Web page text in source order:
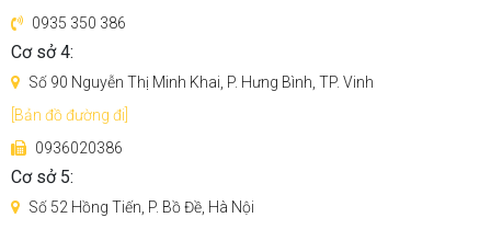
0935 350 386
Cơ sở 4:
Số 90 Nguyễn Thị Minh Khai, P. Hưng Bình, TP. Vinh
[Bản đồ đường đi]
0936020386
Cơ sở 5:
Số 52 Hồng Tiến, P. Bồ Đề, Hà Nội